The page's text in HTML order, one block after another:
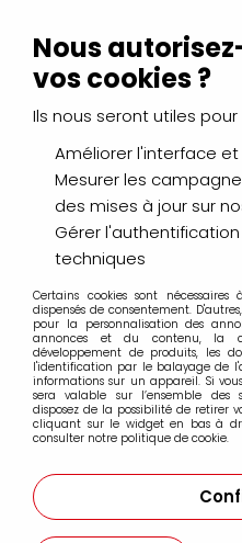
(France,
Service client
Le Mans
Accueil >
Peintures
La peinture acryliqueest
moyen de peinture utilisant
résines synthétiques.
C' est une technique à
véritable caméléon !
une texture proche de la
Nous
vos cookies ?
Ils nous seront utiles pour
Améliorer l'interface
Mesurer les
des mises à jour sur
Gérer
techniques
Certains cookies sont
dispensés de consentement.
pour la personnalisation des
annonces et du contenu, la
développement de produits, les
l'identification par le balayage de
informations sur un appareil. Si
sera valable sur l’ensemble des
disposez de la possibilité de retirer
cliquant sur le widget en bas à
consulter notre politique de cookie.